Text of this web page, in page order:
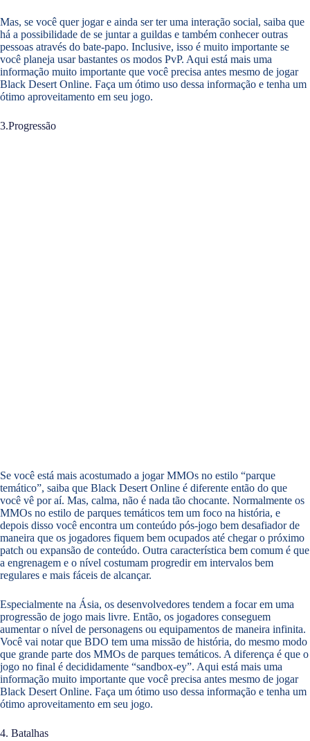
Mas, se você quer jogar e ainda ser ter uma interação social, saiba que
há a possibilidade de se juntar a guildas e também conhecer outras
pessoas através do bate-papo. Inclusive, isso é muito importante se
você planeja usar bastantes os modos PvP. Aqui está mais uma
informação muito importante que você precisa antes mesmo de jogar
Black Desert Online. Faça um ótimo uso dessa informação e tenha um
ótimo aproveitamento em seu jogo.
3.Progressão
Se você está mais acostumado a jogar MMOs no estilo “parque
temático”, saiba que Black Desert Online é diferente então do que
você vê por aí. Mas, calma, não é nada tão chocante. Normalmente os
MMOs no estilo de parques temáticos tem um foco na história, e
depois disso você encontra um conteúdo pós-jogo bem desafiador de
maneira que os jogadores fiquem bem ocupados até chegar o próximo
patch ou expansão de conteúdo. Outra característica bem comum é que
a engrenagem e o nível costumam progredir em intervalos bem
regulares e mais fáceis de alcançar.
Especialmente na Ásia, os desenvolvedores tendem a focar em uma
progressão de jogo mais livre. Então, os jogadores conseguem
aumentar o nível de personagens ou equipamentos de maneira infinita.
Você vai notar que BDO tem uma missão de história, do mesmo modo
que grande parte dos MMOs de parques temáticos. A diferença é que o
jogo no final é decididamente “sandbox-ey”. Aqui está mais uma
informação muito importante que você precisa antes mesmo de jogar
Black Desert Online. Faça um ótimo uso dessa informação e tenha um
ótimo aproveitamento em seu jogo.
4. Batalhas